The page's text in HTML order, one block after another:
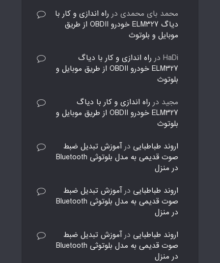
محمد بای محمدی در راه اندازی و کار با
دیاگ ELM327 خودرو OBDII از طریق
موبایل و بلوتوث
HaDi در راه اندازی و کار با دیاگ
ELM327 خودرو OBDII از طریق موبایل و
بلوتوث
مجید در راه اندازی و کار با دیاگ
ELM327 خودرو OBDII از طریق موبایل و
بلوتوث
اروند طباطبایی درآموزش تبدیل ضبط
صوت قدیمی به مدل بلوتوثی Bluetooth
در منزل
اروند طباطبایی درآموزش تبدیل ضبط
صوت قدیمی به مدل بلوتوثی Bluetooth
در منزل
اروند طباطبایی درآموزش تبدیل ضبط
صوت قدیمی به مدل بلوتوثی Bluetooth
در منزل